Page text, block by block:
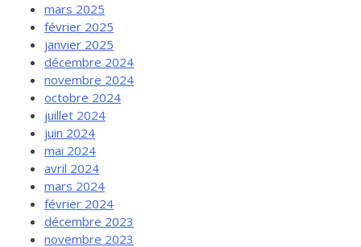
mars 2025
février 2025
janvier 2025
décembre 2024
novembre 2024
octobre 2024
juillet 2024
juin 2024
mai 2024
avril 2024
mars 2024
février 2024
décembre 2023
novembre 2023